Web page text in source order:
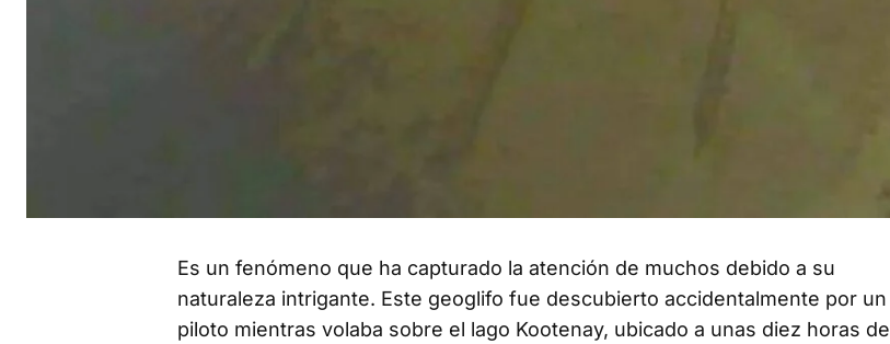
Es un fenómeno que ha capturado la atención de muchos debido a su
naturaleza intrigante. Este geoglifo fue descubierto accidentalmente por un
piloto mientras volaba sobre el lago Kootenay, ubicado a unas diez horas de